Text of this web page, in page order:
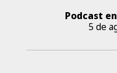
Podcast
5 de